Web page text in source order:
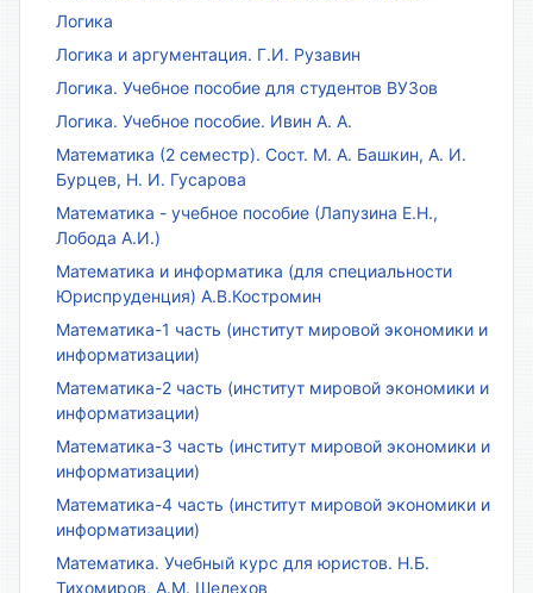
Логика
Логика и аргументация. Г.И. Рузавин
Логика. Учебное пособие для студентов ВУЗов
Логика. Учебное пособие. Ивин А. А.
Математика (2 семестр). Сост. М. А. Башкин, А. И.
Бурцев, Н. И. Гусарова
Математика - учебное пособие (Лапузина Е.Н.,
Лобода А.И.)
Математика и информатика (для специальности
Юриспруденция) А.В.Костромин
Математика-1 часть (институт мировой экономики и
информатизации)
Математика-2 часть (институт мировой экономики и
информатизации)
Математика-3 часть (институт мировой экономики и
информатизации)
Математика-4 часть (институт мировой экономики и
информатизации)
Математика. Учебный курс для юристов. Н.Б.
Тихомиров, А.М. Шелехов